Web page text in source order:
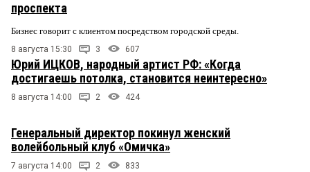
проспекта
Бизнес говорит с клиентом посредством городской среды.
8 августа 15:30 3 607
Юрий ИЦКОВ, народный артист РФ: «Когда
достигаешь потолка, становится неинтересно»
8 августа 14:00 2 424
Генеральный директор покинул женский
волейбольный клуб «Омичка»
7 августа 14:00 2 833